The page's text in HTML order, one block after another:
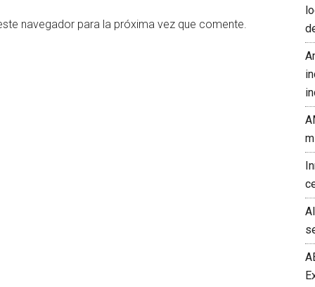
navegador para la próxima vez que comente.